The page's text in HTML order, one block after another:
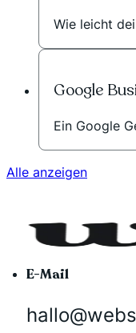
Wie leicht
Google
Ein Google
Alle anzeigen
E-Mail